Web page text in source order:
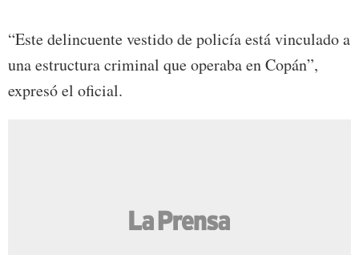
“Este delincuente vestido de policía está vinculado a
una estructura criminal que operaba en Copán”,
expresó el oficial.